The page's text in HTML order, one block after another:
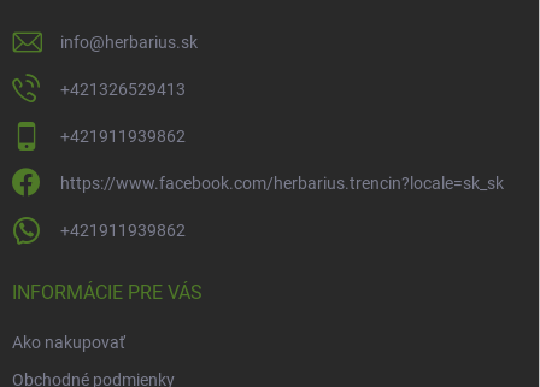
info@herbarius.sk
+421326529413
+421911939862
https://www.facebook.com/herbarius.trencin?locale=sk_sk
+421911939862
INFORMÁCIE PRE VÁS
Ako nakupovať
Obchodné podmienky